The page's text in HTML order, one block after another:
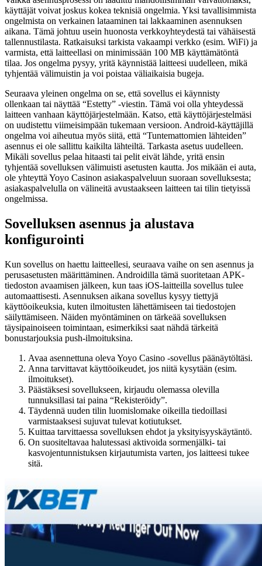
käyttäjät voivat joskus kokea teknisiä ongelmia. Yksi tavallisimmista
ongelmista on verkainen lataaminen tai lakkaaminen asennuksen
aikana. Tämä johtuu usein huonosta verkkoyhteydestä tai vähäisestä
tallennustilasta. Ratkaisuksi tarkista vakaampi verkko (esim. WiFi) ja
varmista, että laitteellasi on minimissään 100 MB käyttämätöntä
tilaa. Jos ongelma pysyy, yritä käynnistää laitteesi uudelleen, mikä
tyhjentää välimuistin ja voi poistaa väliaikaisia bugeja.
Seuraava yleinen ongelma on se, että sovellus ei käynnisty
ollenkaan tai näyttää “Estetty” -viestin. Tämä voi olla yhteydessä
laitteen vanhaan käyttöjärjestelmään. Katso, että käyttöjärjestelmäsi
on uudistettu viimeisimpään tukemaan versioon. Android-käyttäjillä
ongelma voi aiheutua myös siitä, että “Tuntemattomien lähteiden”
asennus ei ole sallittu kaikilta lähteiltä. Tarkasta asetus uudelleen.
Mikäli sovellus pelaa hitaasti tai pelit eivät lähde, yritä ensin
tyhjentää sovelluksen välimuisti asetusten kautta. Jos mikään ei auta,
ole yhteyttä Yoyo Casinon asiakaspalveluun suoraan sovelluksesta;
asiakaspalvelulla on välineitä avustaakseen laitteen tai tilin tietyissä
ongelmissa.
Sovelluksen asennus ja alustava
konfigurointi
Kun sovellus on haettu laitteellesi, seuraava vaihe on sen asennus ja
perusasetusten määrittäminen. Androidilla tämä suoritetaan APK-
tiedoston avaamisen jälkeen, kun taas iOS-laitteilla sovellus tulee
automaattisesti. Asennuksen aikana sovellus kysyy tiettyjä
käyttöoikeuksia, kuten ilmoitusten lähettämiseen tai tiedostojen
säilyttämiseen. Näiden myöntäminen on tärkeää sovelluksen
täysipainoiseen toimintaan, esimerkiksi saat nähdä tärkeitä
bonustarjouksia push-ilmoituksina.
Avaa asennettuna oleva Yoyo Casino -sovellus päänäytöltäsi.
Anna tarvittavat käyttöoikeudet, jos niitä kysytään (esim.
ilmoitukset).
Päästäksesi sovellukseen, kirjaudu olemassa olevilla
tunnuksillasi tai paina “Rekisteröidy”.
Täydennä uuden tilin luomislomake oikeilla tiedoillasi
varmistaaksesi sujuvat tulevat kotiutukset.
Kuittaa tarvittaessa sovelluksen ehdot ja yksityisyyskäytäntö.
On suositeltavaa halutessasi aktivoida sormenjälki- tai
kasvojentunnistuksen kirjautumista varten, jos laitteesi tukee
sitä.